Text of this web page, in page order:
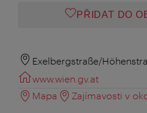
PŘIDAT DO
Exelbergstraße/
www.wien.gv.at
Mapa
Zajímavosti v